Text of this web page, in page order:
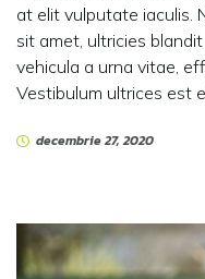
at elit vulputate iaculis.
sit amet, ultricies
vehicula a urna vitae,
Vestibulum ultrices est
decembrie 27, 2020